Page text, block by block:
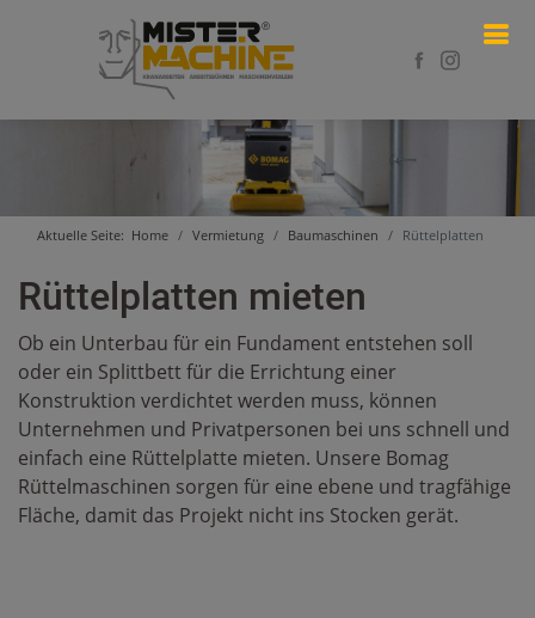
Aktuelle Seite: Home Vermietung Baumaschinen Rüttelplatten
Rüttelplatten mieten
Ob ein Unterbau für ein Fundament entstehen soll
oder ein Splittbett für die Errichtung einer
Konstruktion verdichtet werden muss, können
Unternehmen und Privatpersonen bei uns schnell und
einfach eine Rüttelplatte mieten. Unsere Bomag
Rüttelmaschinen sorgen für eine ebene und tragfähige
Fläche, damit das Projekt nicht ins Stocken gerät.